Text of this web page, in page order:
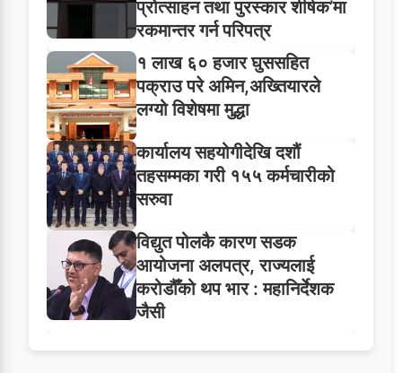
प्रोत्साहन तथा पुरस्कार शीर्षक’मा
रकमान्तर गर्न परिपत्र
१ लाख ६० हजार घुससहित
पक्राउ परे अमिन,अख्तियारले
लग्यो विशेषमा मुद्धा
कार्यालय सहयोगीदेखि दशौं
तहसम्मका गरी १५५ कर्मचारीको
सरुवा
विद्युत पोलकै कारण सडक
आयोजना अलपत्र, राज्यलाई
करोडौँको थप भार : महानिर्देशक
जैसी